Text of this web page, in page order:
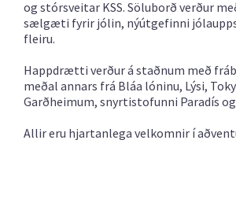
og stórsveitar KSS. Söluborð verður
sælgæti fyrir jólin, nýútgefinni
fleiru.
Happdrætti verður á staðnum með
meðal annars frá Bláa lóninu, Lýsi,
Garðheimum, snyrtistofunni Paradís og
Allir eru hjartanlega velkomnir í